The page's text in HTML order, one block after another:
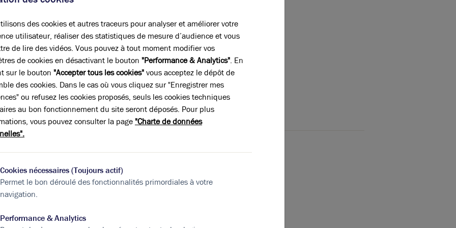
A B C D E F G
Indice d'émission de gaz à effet de serre
Diagnostic GES en cours
intéresser !
des cookies et autres traceurs pour analyser et améliorer votre
utilisateur, réaliser des statistiques de mesure d’audience et vous
de lire des vidéos. Vous pouvez à tout moment modifier vos
de cookies en désactivant le bouton "Performance & Analytics". En
sur le bouton "Accepter tous les cookies"vous acceptez le dépôt de
des cookies. Dans le cas où vous cliquez sur "Enregistrer mes
ou refusez les cookies proposés, seuls les cookies techniques
au bon fonctionnement du site seront déposés. Pour plus
vous pouvez consulter la page"Charte de données
Cookies nécessaires (Toujours actif)
Permet le bon déroulé des fonctionnalités primordiales à votre
navigation.
Performance & Analytics